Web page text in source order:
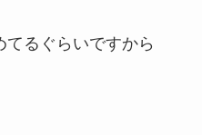
るぐらいですから